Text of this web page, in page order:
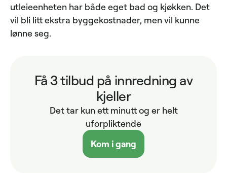
utleieenheten har både eget bad og kjøkken. Det
vil bli litt ekstra byggekostnader, men vil kunne
lønne seg.
Få 3 tilbud på innredning av
kjeller
Det tar kun ett minutt og er helt
uforpliktende
Kom i gang